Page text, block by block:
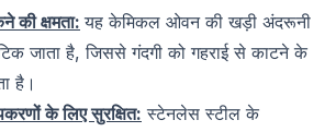
की क्षमता: यह केमिकल ओवन की खड़ी अंदरूनी
जाता है, जिससे गंदगी को गहराई से काटने के
है।
के लिए सुरक्षित: स्टेनलेस स्टील के